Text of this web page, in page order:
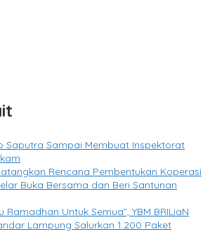
Saputra Sampai Membuat Inspektorat
Rencana Pembentukan Koperasi
Buka Bersama dan Beri Santunan
Ramadhan Untuk Semua”, YBM BRILiaN
Lampung Salurkan 1.200 Paket